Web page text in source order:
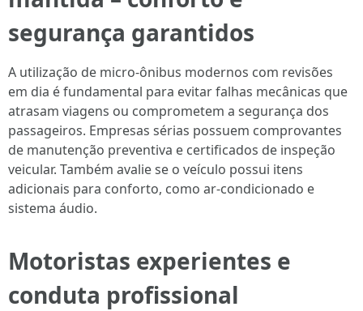
segurança garantidos
A utilização de micro-ônibus modernos com revisões
em dia é fundamental para evitar falhas mecânicas que
atrasam viagens ou comprometem a segurança dos
passageiros. Empresas sérias possuem comprovantes
de manutenção preventiva e certificados de inspeção
veicular. Também avalie se o veículo possui itens
adicionais para conforto, como ar-condicionado e
sistema áudio.
Motoristas experientes e
conduta profissional